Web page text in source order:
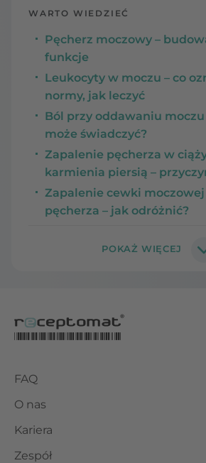
WARTO WIEDZIEĆ
Pęcherz moczowy –
funkcje
Leukocyty w moczu – co
normy, jak leczyć
Ból przy oddawaniu
może świadczyć?
Zapalenie pęcherza w
karmienia piersią –
Zapalenie cewki
pęcherza – jak odróżnić?
FAQ
O nas
Kariera
Zespół